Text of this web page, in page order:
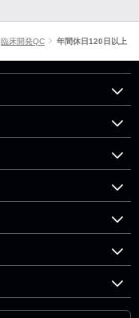
臨床開発QC 年間休日120日以上